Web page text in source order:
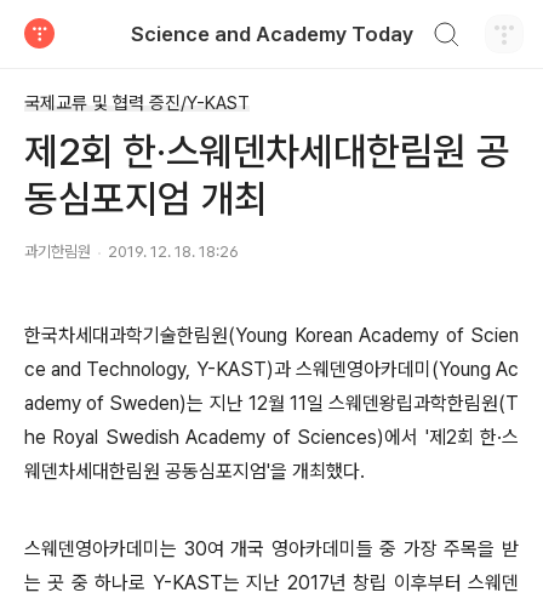
Science and Academy Today
국제교류 및 협력 증진/Y-KAST
제2회 한·스웨덴차세대한림원 공
동심포지엄 개최
과기한림원 2019. 12. 18. 18:26
한국차세대과학기술한림원(Young Korean Academy of Scien
ce and Technology, Y-KAST)과 스웨덴영아카데미(Young Ac
ademy of Sweden)는 지난 12월 11일 스웨덴왕립과학한림원(T
he Royal Swedish Academy of Sciences)에서 '제2회 한·스
웨덴차세대한림원 공동심포지엄'을 개최했다.
스웨덴영아카데미는 30여 개국 영아카데미들 중 가장 주목을 받
는 곳 중 하나로 Y-KAST는 지난 2017년 창립 이후부터 스웨덴